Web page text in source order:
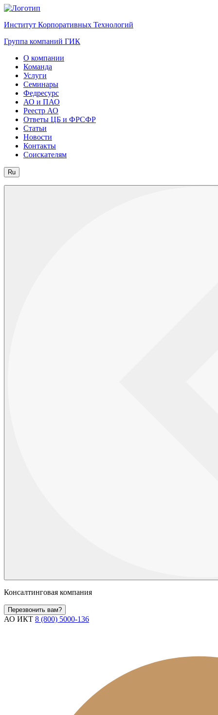
Институт Корпоративных Технологий
Группа компаний ГИК
О компании
Команда
Услуги
Семинары
Федресурс
АО и ПАО
Реестр АО
Ответы ЦБ и ФРСФР
Статьи
Новости
Контакты
Соискателям
Ru
Консалтинговая компания
Перезвонить вам?
АО ИКТ 8 (800) 5000-136